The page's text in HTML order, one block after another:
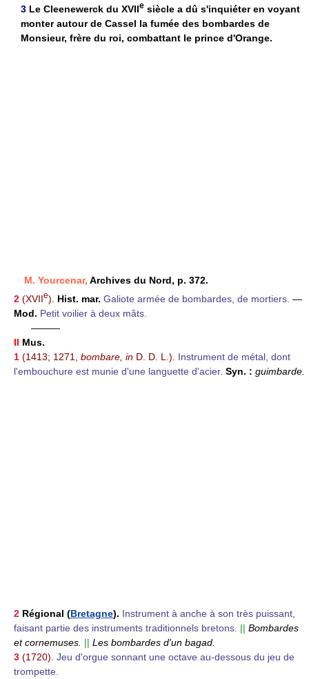
3 Le Cleenewerck du XVIIe siècle a dû s'inquiéter en voyant
monter autour de Cassel la fumée des bombardes de
Monsieur, frère du roi, combattant le prince d'Orange.
M. Yourcenar, Archives du Nord, p. 372.
2 (XVIIe). Hist. mar. Galiote armée de bombardes, de mortiers. —
Mod. Petit voilier à deux mâts.
———
II Mus.
1 (1413; 1271, bombare, in D. D. L.).
Instrument de métal, dont
l'embouchure est munie d'une languette d'acier. Syn. : guimbarde.
2 Régional (Bretagne). Instrument à anche à son très puissant,
faisant partie des instruments traditionnels bretons. || Bombardes
et cornemuses. || Les bombardes d'un bagad.
3 (1720). Jeu d'orgue sonnant une octave au-dessous du jeu de
trompette.